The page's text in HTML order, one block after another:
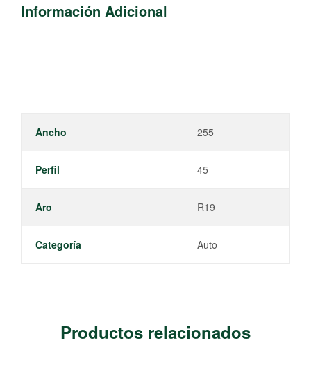
Información Adicional
Ancho 255
Perfil 45
Aro R19
Categoría Auto
Productos relacionados